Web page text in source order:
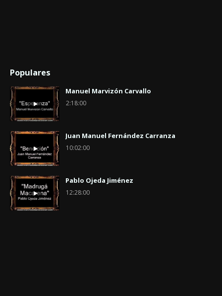
Populares
Manuel Marvizón Carvallo
2:18:00
Juan Manuel Fernández Carranza
10:02:00
Pablo Ojeda Jiménez
12:28:00